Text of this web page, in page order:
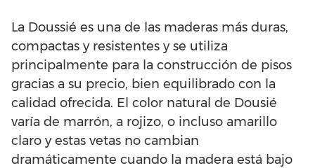
La Doussié es una de las maderas más duras,
compactas y resistentes y se utiliza
principalmente para la construcción de pisos
gracias a su precio, bien equilibrado con la
calidad ofrecida. El color natural de Dousié
varía de marrón, a rojizo, o incluso amarillo
claro y estas vetas no cambian
dramáticamente cuando la madera está bajo